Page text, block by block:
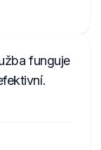
funguje